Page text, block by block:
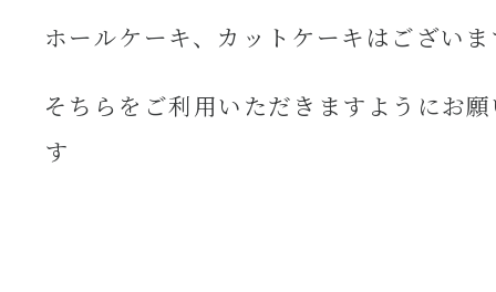
ホールケーキ、カットケーキはござい
そちらをご利用いただきますようにお
す